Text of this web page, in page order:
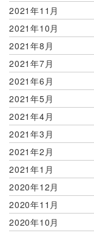
2021年11月
2021年10月
2021年8月
2021年7月
2021年6月
2021年5月
2021年4月
2021年3月
2021年2月
2021年1月
2020年12月
2020年11月
2020年10月